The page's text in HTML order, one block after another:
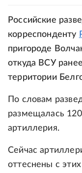
Российские
корреспонденту
пригороде
откуда ВСУ
территории
По словам
размещалась
артиллерия.
Сейчас
оттеснены с